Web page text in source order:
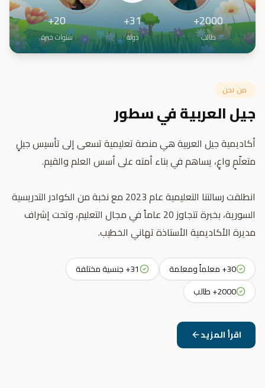
2000+
طالب
31+
دولة
20+
سنوات خبرة
من نحن
جيل العربية في سطور
أكاديمية جيل العربية هي منصة تعليمية تسعى إلى تأسيس جيلٍ
انطلقت رسالتنا التعليمية عام 2023 مع نخبة من الكوادر التدريسية
السورية، بخبرة تتجاوز 20 عاماً في مجال التعليم، وتحت إشراف
مديرة الأكاديمية الأستاذة تهاني الخطيب.
30+ معلماً ومعلمة
31+ جنسية مختلفة
2000+ طالب
اقرأ المزيد